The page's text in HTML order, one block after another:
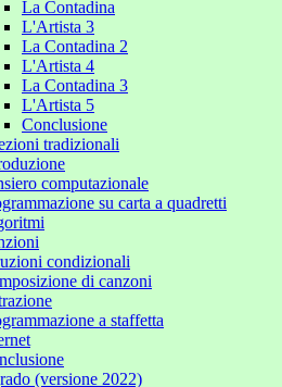
La Contadina
L'Artista 3
La Contadina 2
L'Artista 4
La Contadina 3
L'Artista 5
Conclusione
tradizionali
computazionale
su carta a quadretti
condizionali
di canzoni
a staffetta
(versione 2022)